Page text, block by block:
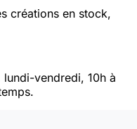
créations en stock,
vendredi, 10h à